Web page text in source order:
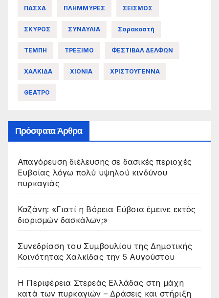
ΠΑΣΧΑ ΠΛΗΜΜΥΡΕΣ ΣΕΙΣΜΟΣ
ΣΚΥΡΟΣ ΣΥΝΑΥΛΙΑ Σαρακοστή
ΤΕΜΠΗ ΤΡΕΞΙΜΟ ΦΕΣΤΙΒΑΛ ΔΕΛΦΩΝ
ΧΑΛΚΙΔΑ ΧΙΟΝΙΑ ΧΡΙΣΤΟΥΓΕΝΝΑ
ΘΕΑΤΡΟ
Πρόσφατα Άρθρα
Απαγόρευση διέλευσης σε δασικές περιοχές
Ευβοίας λόγω πολύ υψηλού κινδύνου
πυρκαγιάς
Καζάνη: «Γιατί η Βόρεια Εύβοια έμεινε εκτός
διορισμών δασκάλων;»
Συνεδρίαση του Συμβουλίου της Δημοτικής
Κοινότητας Χαλκίδας την 5 Αυγούστου
Η Περιφέρεια Στερεάς Ελλάδας στη μάχη
κατά των πυρκαγιών – Δράσεις και στήριξη